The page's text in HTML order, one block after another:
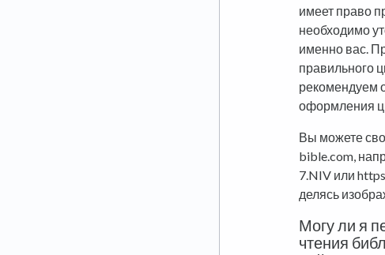
имеет право
необходимо
именно вас.
правильного
рекомендуем
оформления
Вы можете
bible.com,
7.NIV или
делясь
Могу ли я
чтения